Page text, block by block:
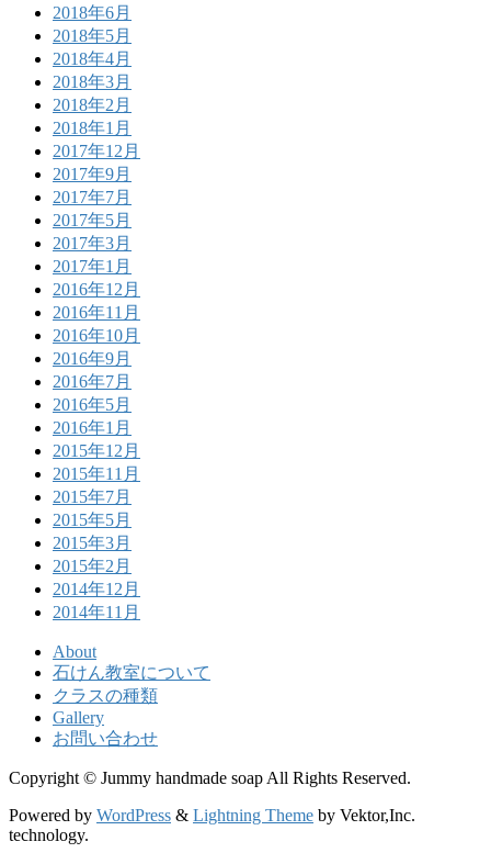
2018年6月
2018年5月
2018年4月
2018年3月
2018年2月
2018年1月
2017年12月
2017年9月
2017年7月
2017年5月
2017年3月
2017年1月
2016年12月
2016年11月
2016年10月
2016年9月
2016年7月
2016年5月
2016年1月
2015年12月
2015年11月
2015年7月
2015年5月
2015年3月
2015年2月
2014年12月
2014年11月
About
石けん教室について
クラスの種類
Gallery
お問い合わせ
Copyright © Jummy handmade soap All Rights Reserved.
Powered by WordPress & Lightning Theme by Vektor,Inc.
technology.